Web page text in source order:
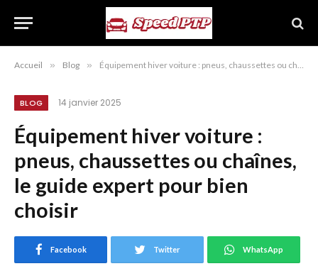
Accueil » Blog » Équipement hiver voiture : pneus, chaussettes ou chaînes, le guide expert pour bien choisir
BLOG 14 janvier 2025
Équipement hiver voiture :
pneus, chaussettes ou chaînes,
le guide expert pour bien
choisir
Facebook Twitter WhatsApp